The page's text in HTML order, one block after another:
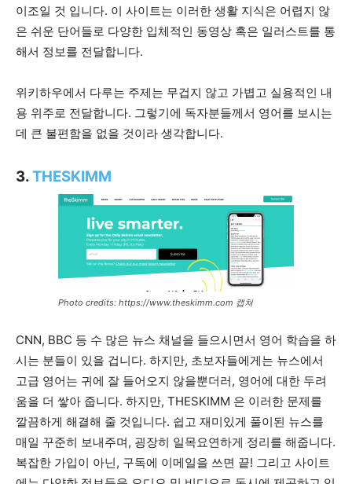
이조일 것 입니다. 이 사이트는 이러한 생활 지식은 어렵지 않
은 쉬운 단어들로 다양한 입체적인 동영상 혹은 일러스트를 통
해서 정보를 전달합니다.
위키하우에서 다루는 주제는 무겁지 않고 가볍고 실용적인 내
용 위주로 전달합니다. 그렇기에 독자분들께서 영어를 보시는
데 큰 불편함을 없을 것이라 생각합니다.
3.THESKIMM
Photo credits: https://www.theskimm.com 캡쳐
CNN, BBC 등 수 많은 뉴스 채널을 들으시면서 영어 학습을 하
시는 분들이 있을 겁니다. 하지만, 초보자들에게는 뉴스에서
고급 영어는 귀에 잘 들어오지 않을뿐더러, 영어에 대한 두려
움을 더 쌓아 줍니다. 하지만, THESKIMM 은 이러한 문제를
깔끔하게 해결해 줄 것입니다. 쉽고 재미있게 풀이된 뉴스를
매일 꾸준히 보내주며, 굉장히 일목요연하게 정리를 해줍니다.
복잡한 가입이 아닌, 구독에 이메일을 쓰면 끝! 그리고 사이트